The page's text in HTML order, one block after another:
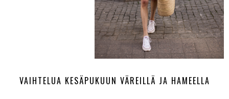
VAIHTELUA KESÄPUKUUN VÄREILLÄ JA HAMEELLA